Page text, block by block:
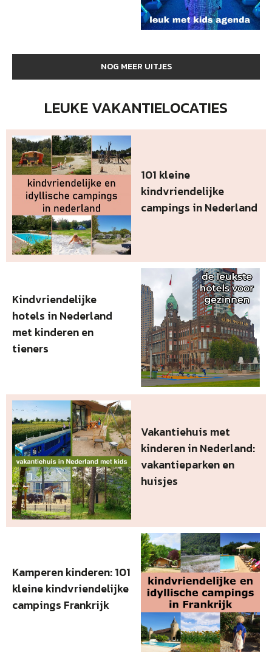
NOG MEER UITJES
LEUKE VAKANTIELOCATIES
101 kleine
kindvriendelijke
campings in Nederland
Kindvriendelijke
hotels in Nederland
met kinderen en
tieners
Vakantiehuis met
kinderen in Nederland:
vakantieparken en
huisjes
Kamperen kinderen: 101
kleine kindvriendelijke
campings Frankrijk